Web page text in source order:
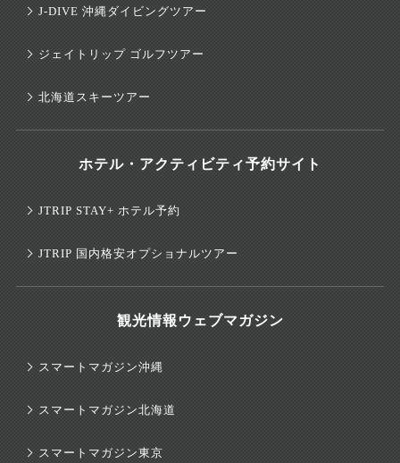
J-DIVE 沖縄ダイビングツアー
ジェイトリップ ゴルフツアー
北海道スキーツアー
ホテル・アクティビティ予約サイト
JTRIP STAY+ ホテル予約
JTRIP 国内格安オプショナルツアー
観光情報ウェブマガジン
スマートマガジン沖縄
スマートマガジン北海道
スマートマガジン東京